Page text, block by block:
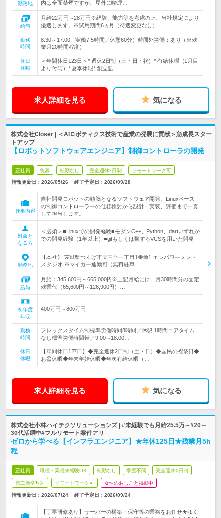
勤務地 内は全面禁煙ですが、屋外に喫煙…
給与
月給22万円～28万円※経験、能力等を考慮の上、当社規定により
優遇します。※試用期間6ヵ月（待遇変更なし）
勤務
時間
8:30～17:00（実働7.5時間／休憩60分）時間外労働：あり（※残
業月20時間程度）
休日
休暇
＜年間休日123日＞* 週休2日制（土・日・祝）* 有給休暇（1月目
より付与）* 夏季休暇* 創立記…
求人詳細を見る 気になる
株式会社Closer | ＜AIロボティクス技術で産業の発展に貢献＞急成長スター
トアップ
【ロボットソフトウェアエンジニア】制御コントローラの開発
正社員 急募 転勤なし 完全週休2日制 リモートワーク可
情報更新日：2026/05/26 終了予定日： 2026/09/28
仕事内容
自社開発ロボットの頭脳となるソフトウェア開発。Linuxベース
の制御コントローラーの仕様検討から設計・実装、評価まで一貫
して担当します。
対象と
なる方
＜必須＞■Linuxでの開発経験■モダンC++、Python、dartいずれか
での開発経験（1年以上）■gitもしくは類するVCSを用いた開発
勤務地
【本社】 茨城県つくば市天王台一丁目1番地1 エンパワーメント
スタジオ ※マイカー通勤可（無料駐車…
給与
月給：345,600円～665,000円※上記月給には、月30時間分の固定
残業代（65,600円～126,900円）…
初年度
年収
400万円～800万円
勤務
時間
フレックスタイム制標準労働時間8時間／休憩:1時間コアタイム
なし標準労働時間帯／9:00～18:00…
休日
休暇
【年間休日127日】◆完全週休2日制（土・日）◆国民の祝祭日◆
お盆休暇◆年末年始休暇◆年次有給休暇（…
求人詳細を見る 気になる
株式会社小林ハイテクソリューションズ | #未経験でも月給25.5万～#20～
30代活躍中#フルリモート案件アリ
ゼロから学べる【インフラエンジニア】★年休125日★残業月5h
程
正社員 職種・業種未経験OK 転勤なし 学歴不問 完全週休2日制
第二新卒歓迎 リモートワーク可 女性のおしごと掲載中
情報更新日：2026/07/24 終了予定日： 2026/09/24
【丁寧研修あり】サーバーの構築・保守等の業務をお任せ★ゆく